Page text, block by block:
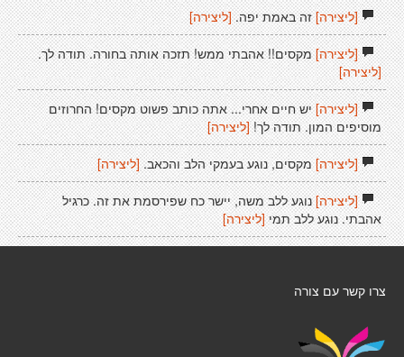
[ליצירה]זה באמת יפה. [ליצירה]
[ליצירה]מקסים!! אהבתי ממש! תזכה אותה בחורה. תודה לך.
[ליצירה]
[ליצירה]יש חיים אחרי... אתה כותב פשוט מקסים! החרוזים
מוסיפים המון. תודה לך! [ליצירה]
[ליצירה]מקסים, נוגע בעמקי הלב והכאב.[ליצירה]
[ליצירה]נוגע ללב משה, יישר כח שפירסמת את זה. כרגיל
אהבתי. נוגע ללב תמי [ליצירה]
צרו קשר עם צורה